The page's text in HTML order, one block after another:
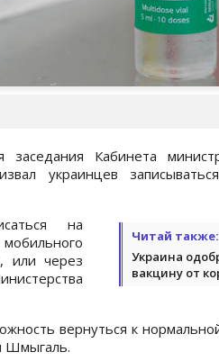
Кабинета
украинцев
Читай также:
Украина
вакцину от
на
или через
вернуться к
Шмыгаль.